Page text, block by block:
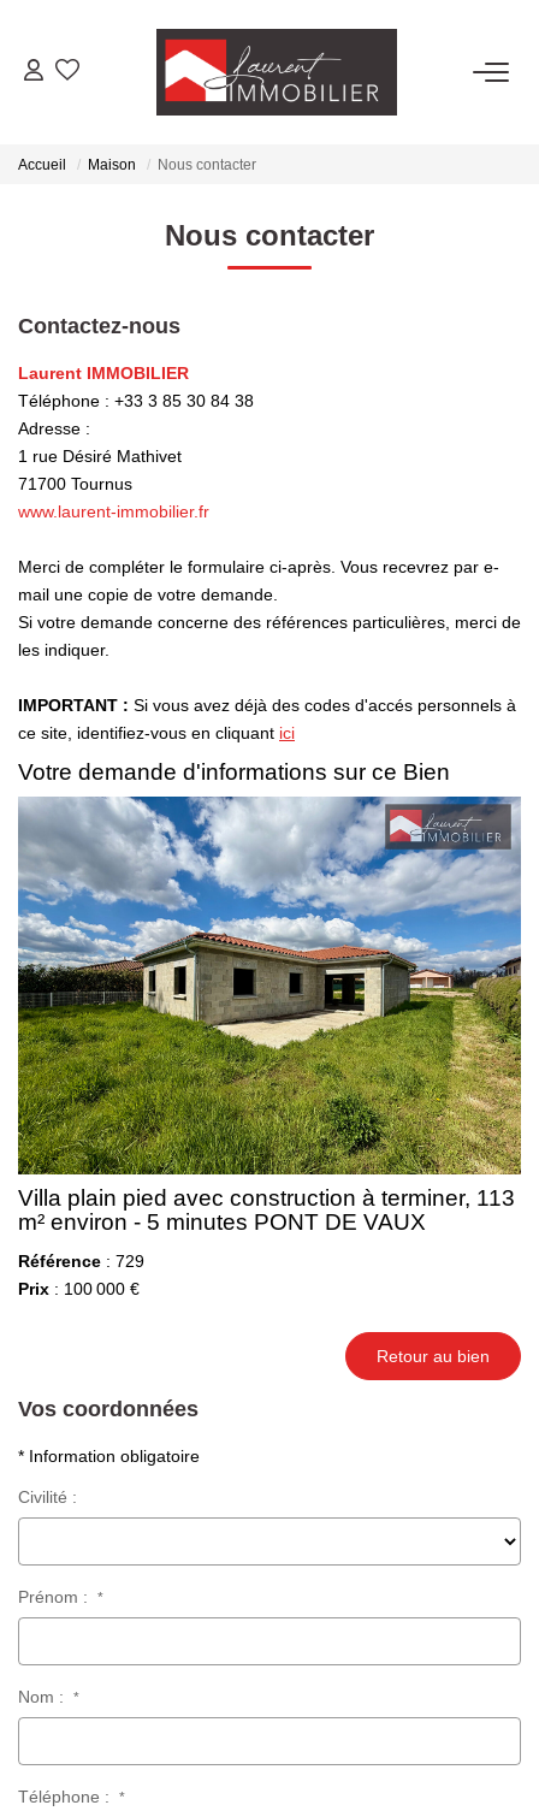
ACHETER
ESTIMER
NOS AGENCES
Laurent Immobilier Tournus
Laurent Immobilier Pont De Vaux
Notre Équipe
Nous Rejoindre
Accueil Maison Nous contacter
Nous contacter
Contactez-nous
Laurent IMMOBILIER
Téléphone : +33 3 85 30 84 38
Adresse :
1 rue Désiré Mathivet
71700 Tournus
www.laurent-immobilier.fr
Merci de compléter le formulaire ci-après. Vous recevrez par e-
mail une copie de votre demande.
Si votre demande concerne des références particulières, merci de
les indiquer.
IMPORTANT : Si vous avez déjà des codes d'accés personnels à
ce site, identifiez-vous en cliquant ici
Votre demande d'informations sur ce Bien
Villa plain pied avec construction à terminer, 113
m² environ - 5 minutes PONT DE VAUX
Référence : 729
Prix : 100 000 €
Retour au bien
Vos coordonnées
* Information obligatoire
Civilité :
Prénom : *
Nom : *
Téléphone : *